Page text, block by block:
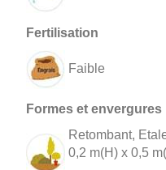
Faible
Retombant,
0,2 m(H) x 0,5